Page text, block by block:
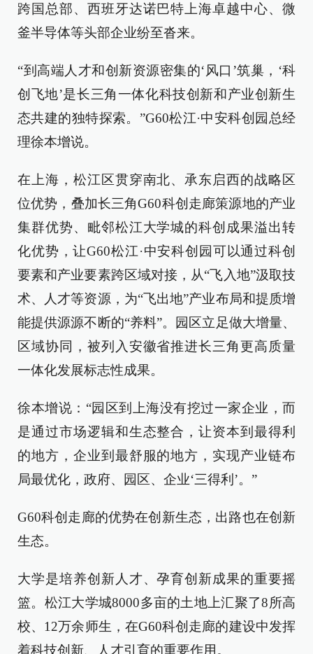
跨国总部、西班牙达诺巴特上海卓越中心、微
釜半导体等头部企业纷至沓来。
“到高端人才和创新资源密集的‘风口’筑巢，‘科
创飞地’是长三角一体化科技创新和产业创新生
态共建的独特探索。”G60松江·中安科创园总经
理徐本增说。
在上海，松江区贯穿南北、承东启西的战略区
位优势，叠加长三角G60科创走廊策源地的产业
集群优势、毗邻松江大学城的科创成果溢出转
化优势，让G60松江·中安科创园可以通过科创
要素和产业要素跨区域对接，从“飞入地”汲取技
术、人才等资源，为“飞出地”产业布局和提质增
能提供源源不断的“养料”。园区立足做大增量、
区域协同，被列入安徽省推进长三角更高质量
一体化发展标志性成果。
徐本增说：“园区到上海没有挖过一家企业，而
是通过市场逻辑和生态整合，让资本到最得利
的地方，企业到最舒服的地方，实现产业链布
局最优化，政府、园区、企业‘三得利’。”
G60科创走廊的优势在创新生态，出路也在创新
生态。
大学是培养创新人才、孕育创新成果的重要摇
篮。松江大学城8000多亩的土地上汇聚了8所高
校、12万余师生，在G60科创走廊的建设中发挥
着科技创新、人才引育的重要作用。